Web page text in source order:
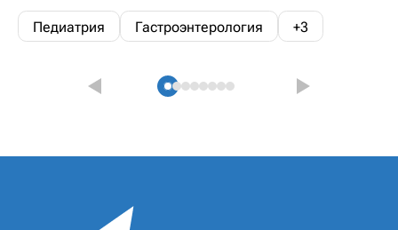
Педиатрия Гастроэнтерология +3